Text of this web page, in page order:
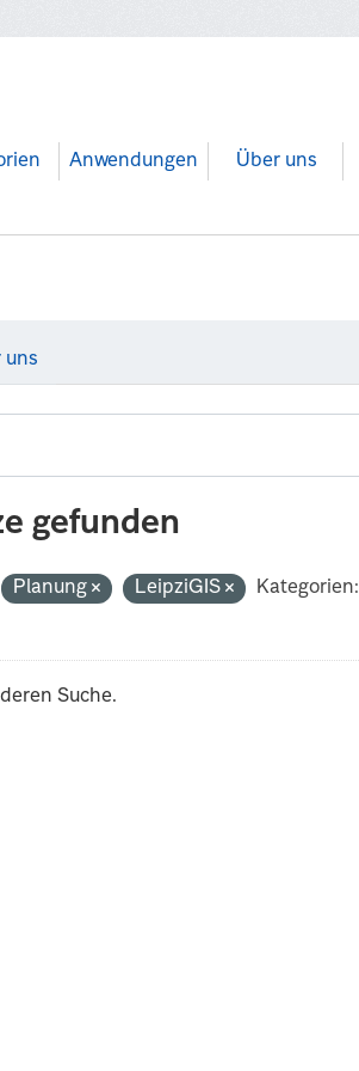
Anwendungen Über uns
uns
gefunden
Planung LeipziGIS
Kategorien:
Suche.